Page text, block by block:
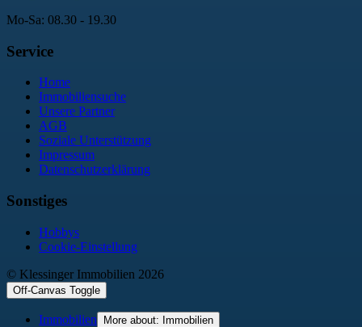
Mo-Sa: 08.30 - 19.30
Service
Home
Immobiliensuche
Unsere Partner
AGB
Soziale Unterstützung
Impressum
Datenschutzerklärung
Sonstiges
Hobbys
Cookie-Einstellung
© Klessinger Immobilien 2026
Off-Canvas Toggle
Immobilien More about: Immobilien